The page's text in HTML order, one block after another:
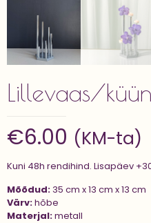
Lillevaas/
€6.00 (KM-ta)
Kuni 48h rendihind. Lisapäev
Mõõdud:35 cm x 13 cm x 13 cm
Värv:hõbe
Materjal:metall